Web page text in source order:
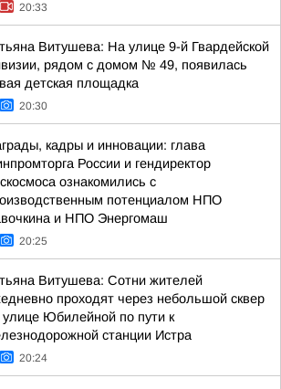
20:33
Витушева: На улице 9-й Гвардейской
рядом с домом № 49, появилась
детская площадка
20:30
кадры и инновации: глава
России и гендиректор
ознакомились с
потенциалом НПО
и НПО Энергомаш
20:25
Витушева: Сотни жителей
проходят через небольшой сквер
улице Юбилейной по пути к
станции Истра
20:24